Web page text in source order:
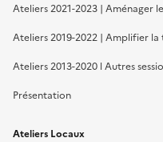
Ateliers 2021-2023 | Aménager
Ateliers 2019-2022 | Amplifier
Ateliers 2013-2020 l Autres
Présentation
Ateliers Locaux